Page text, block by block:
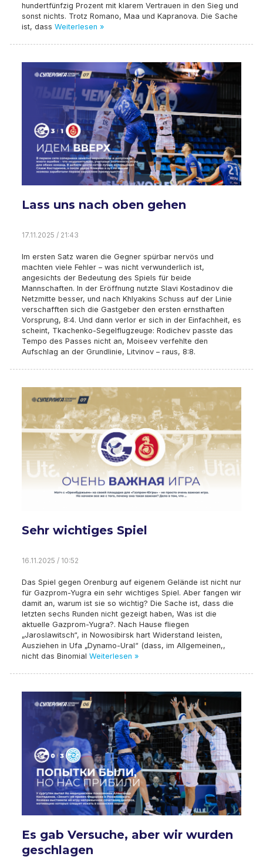
hundertfünfzig Prozent mit klarem Vertrauen in den Sieg und
sonst nichts. Trotz Romano, Maa und Kapranova. Die Sache
ist, dass Weiterlesen »
Lass uns nach oben gehen
17.11.2025 / 21:43
Im ersten Satz waren die Gegner spürbar nervös und
machten viele Fehler – was nicht verwunderlich ist,
angesichts der Bedeutung des Spiels für beide
Mannschaften. In der Eröffnung nutzte Slavi Kostadinov die
Netzmitte besser, und nach Khlyakins Schuss auf der Linie
verschafften sich die Gastgeber den ersten ernsthaften
Vorsprung, 8:4. Und dann verlor er sich in der Einfachheit, es
scheint, Tkachenko-Segelflugzeuge: Rodichev passte das
Tempo des Passes nicht an, Moiseev verfehlte den
Aufschlag an der Grundlinie, Litvinov – raus, 8:8.
Sehr wichtiges Spiel
16.11.2025 / 10:52
Das Spiel gegen Orenburg auf eigenem Gelände ist nicht nur
für Gazprom-Yugra ein sehr wichtiges Spiel. Aber fangen wir
damit an, warum ist sie so wichtig? Die Sache ist, dass die
letzten sechs Runden nicht gezeigt haben, Was ist die
aktuelle Gazprom-Yugra?. Nach Hause fliegen
„Jaroslawitsch“, in Nowosibirsk hart Widerstand leisten,
Ausziehen in Ufa „Dynamo-Ural“ (dass, im Allgemeinen,,
nicht das Binomial Weiterlesen »
Es gab Versuche, aber wir wurden
geschlagen